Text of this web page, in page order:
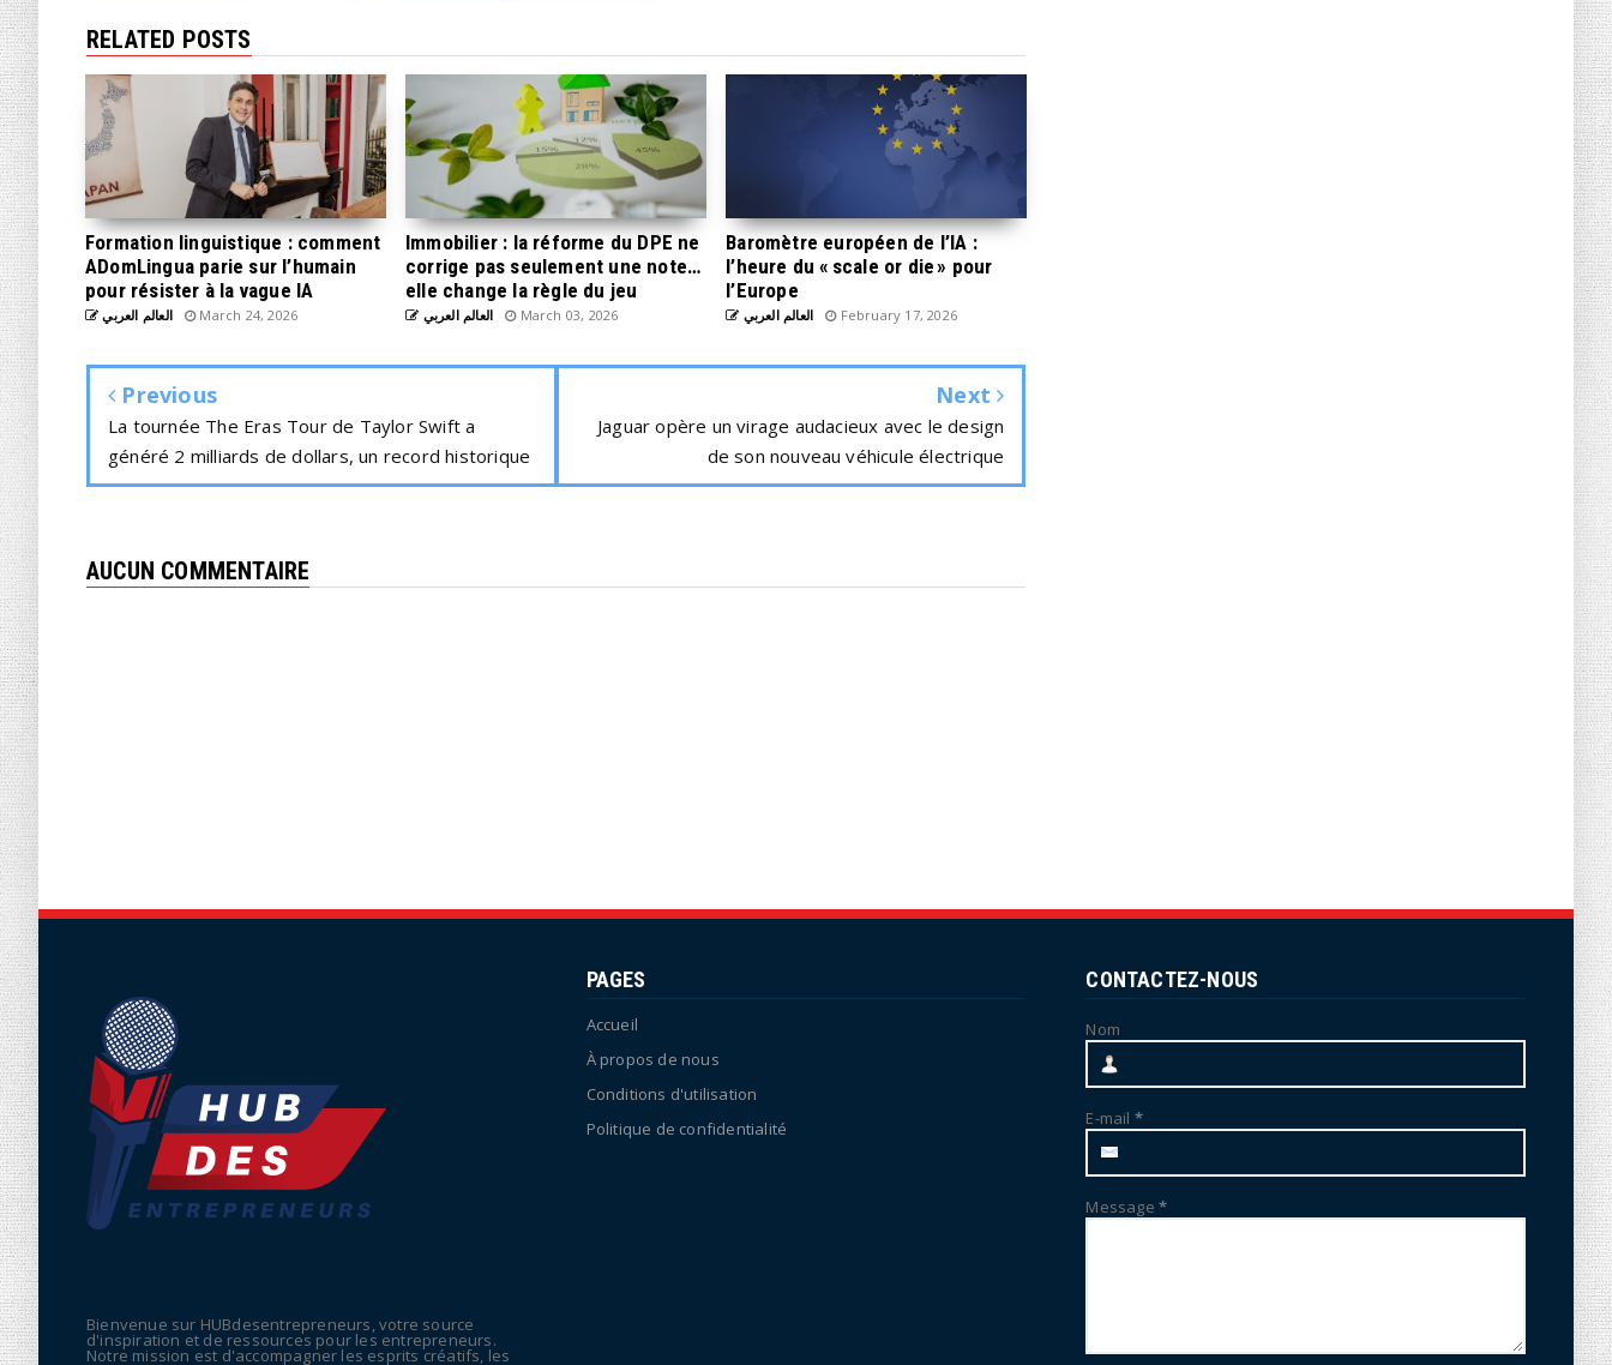
RELATED POSTS
Formation linguistique : comment
ADomLingua parie sur l’humain
pour résister à la vague IA
العالم العربي March 24, 2026
Immobilier : la réforme du DPE ne
corrige pas seulement une note…
elle change la règle du jeu
العالم العربي March 03, 2026
Baromètre européen de l’IA :
l’heure du « scale or die » pour
l’Europe
العالم العربي February 17, 2026
Previous
La tournée The Eras Tour de Taylor Swift a
généré 2 milliards de dollars, un record historique
Next
Jaguar opère un virage audacieux avec le design
de son nouveau véhicule électrique
AUCUN COMMENTAIRE
Bienvenue sur HUBdesentrepreneurs, votre source
d'inspiration et de ressources pour les entrepreneurs.
Notre mission est d'accompagner les esprits créatifs, les
PAGES
Accueil
À propos de nous
Conditions d'utilisation
Politique de confidentialité
CONTACTEZ-NOUS
Nom
E-mail *
Message *